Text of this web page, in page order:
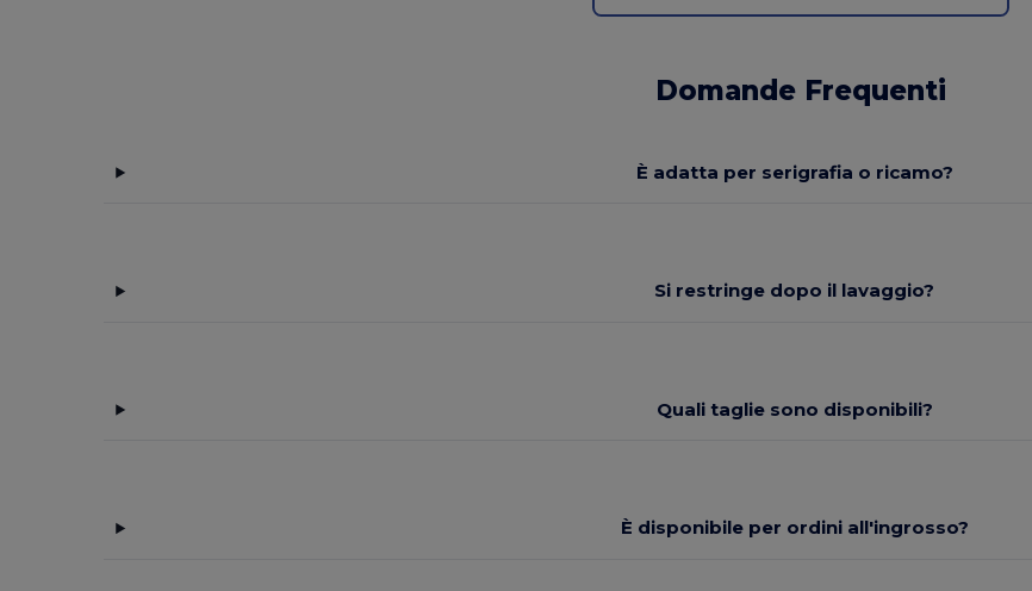
Domande Frequenti
È adatta per serigrafia o ricamo?
Si restringe dopo il lavaggio?
Quali taglie sono disponibili?
È disponibile per ordini all'ingrosso?